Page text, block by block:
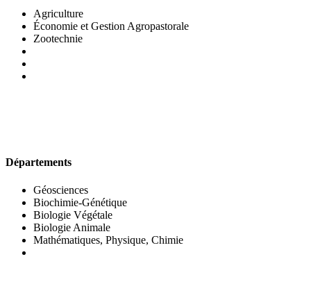
Agriculture
Économie et Gestion Agropastorale
Zootechnie
Départements
Géosciences
Biochimie-Génétique
Biologie Végétale
Biologie Animale
Mathématiques, Physique, Chimie